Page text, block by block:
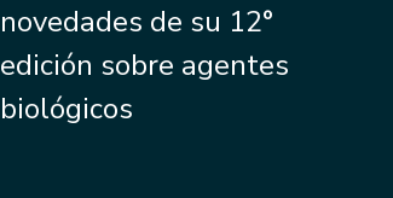
novedades de su 12°
edición sobre agentes
biológicos